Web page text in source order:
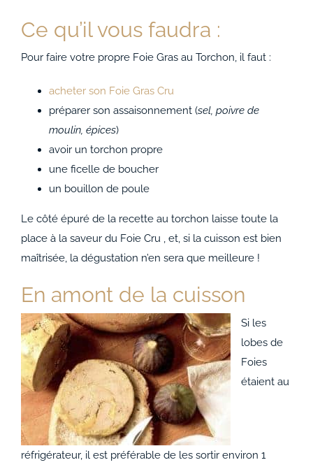
ACCOMPAGNEMENTS
Ce qu’il vous faudra :
Pour faire votre propre Foie Gras au Torchon, il faut :
acheter son Foie Gras Cru
préparer son assaisonnement (sel, poivre de
moulin, épices)
avoir un torchon propre
une ficelle de boucher
un bouillon de poule
Le côté épuré de la recette au torchon laisse toute la
place à la saveur du Foie Cru , et, si la cuisson est bien
maîtrisée, la dégustation n’en sera que meilleure !
En amont de la cuisson
Si les
lobes de
Foies
étaient au
réfrigérateur, il est préférable de les sortir environ 1